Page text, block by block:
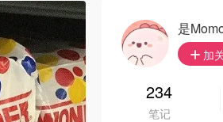
是
加
234
笔记